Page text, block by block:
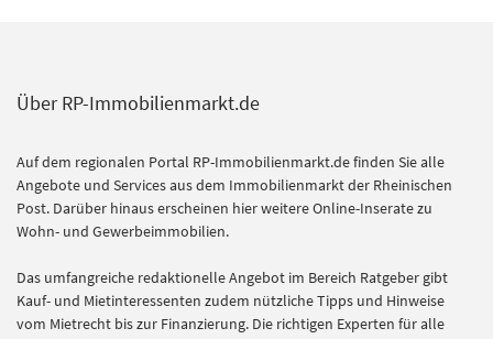
Über RP-Immobilienmarkt.de
Auf dem regionalen Portal RP-Immobilienmarkt.de finden Sie alle
Angebote und Services aus dem Immobilienmarkt der Rheinischen
Post. Darüber hinaus erscheinen hier weitere Online-Inserate zu
Wohn- und Gewerbeimmobilien.
Das umfangreiche redaktionelle Angebot im Bereich Ratgeber gibt
Kauf- und Mietinteressenten zudem nützliche Tipps und Hinweise
vom Mietrecht bis zur Finanzierung. Die richtigen Experten für alle